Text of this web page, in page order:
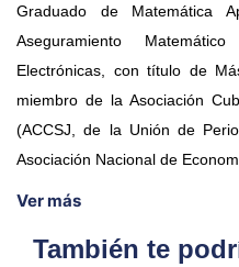
Graduado de Matemática
Aseguramiento
Electrónicas, con título de
miembro de la Asociación
(ACCSJ, de la Unión de
Asociación Nacional de
Ver más
También te